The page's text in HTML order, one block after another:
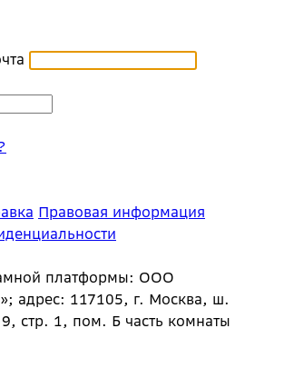
Правовая информация
платформы: ООО
адрес: 117105, г. Москва, ш.
стр. 1, пом. Б часть комнаты